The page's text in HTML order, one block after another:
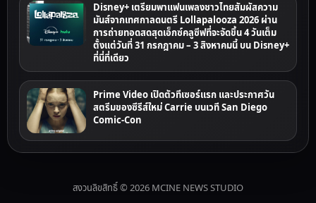
Disney+ เตรียมพาแฟนเพลงชาวไทยสัมผัสความ
มันส์จากเทศกาลดนตรี Lollapalooza 2026 ผ่าน
การถ่ายทอดสดสุดเอ็กซ์คลูซีฟที่จะจัดขึ้น 4 วันเต็ม
ตั้งแต่วันที่ 31 กรกฎาคม – 3 สิงหาคมนี้ บน Disney+
ที่นี่ที่เดียว
Prime Video เปิดตัวทีเซอร์แรก และประกาศวัน
สตรีมของซีรีส์ใหม่ Carrie บนเวที San Diego
Comic-Con
สงวนลิขสิทธิ์ © 2026 MCINE NEWS STUDIO